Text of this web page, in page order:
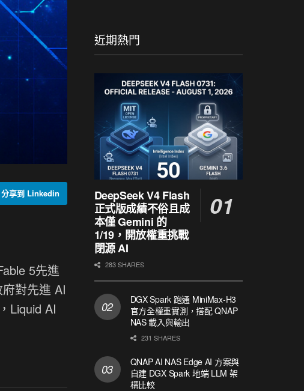
分享到 Linkedin
5先進
對先進 AI
Liquid AI
近期熱門
DeepSeek V4 Flash
正式版成績不俗且成
本僅 Gemini 的
1/19，開放權重挑戰
閉源 AI
283 SHARES
DGX Spark 跑通 MiniMax-H3
官方全權重實測，搭配 QNAP
NAS 載入與輸出
231 SHARES
QNAP AI NAS Edge AI 方案與
自建 DGX Spark 地端 LLM 架
構比較